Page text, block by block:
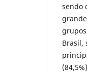
sendo
Brasil,